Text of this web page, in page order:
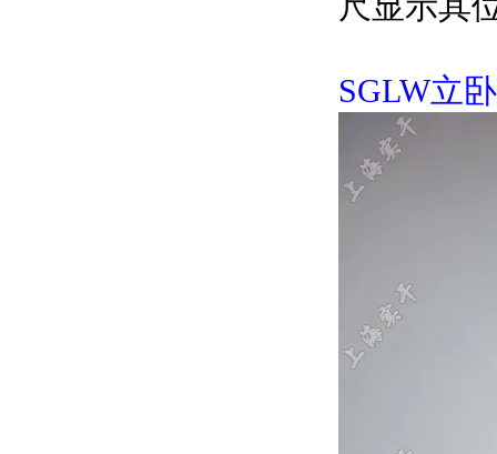
SGLW立